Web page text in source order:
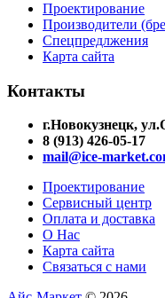
Проектирование
Производители
Спецпредлжения
Карта сайта
Контакты
г.Новокузнецк,
8 (913) 426-05-17
mail@ice-
Проектирование
Сервисный центр
Оплата и доставка
О Нас
Карта сайта
Связаться с нами